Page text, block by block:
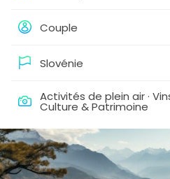
Couple
Slovénie
Activités de plein air ·
Culture & Patrimoine